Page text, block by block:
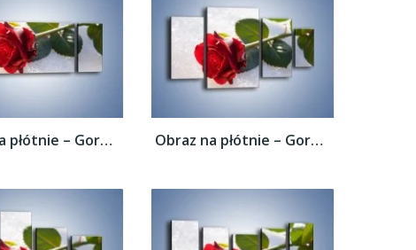
Obraz na płótnie – Gorąca róża na... Obraz na płótnie – Gorąca róża na...